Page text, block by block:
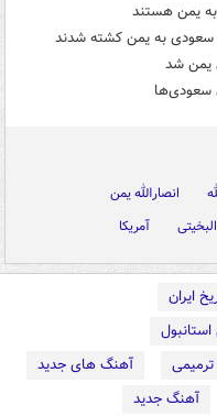
یمن هستند
یمن شد
سعودی‌ها
انصارالله یمن
آمریکا
ایران
آهنگ های جدید
آهنگ جدید